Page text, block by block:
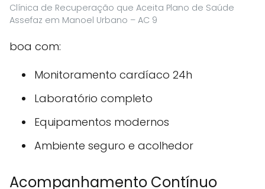
Clínica de Recuperação que Aceita Plano de Saúde
Assefaz em Manoel Urbano – AC 9
boa com:
Monitoramento cardíaco 24h
Laboratório completo
Equipamentos modernos
Ambiente seguro e acolhedor
Acompanhamento Contínuo